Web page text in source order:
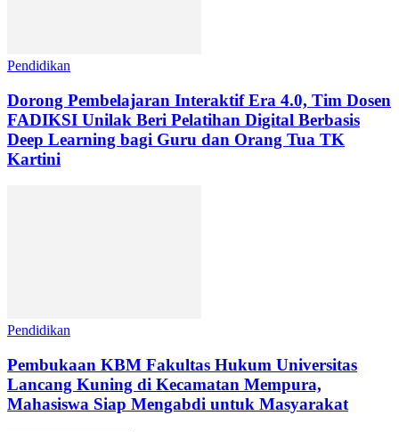
Pendidikan
Dorong Pembelajaran Interaktif Era 4.0, Tim Dosen
FADIKSI Unilak Beri Pelatihan Digital Berbasis
Deep Learning bagi Guru dan Orang Tua TK
Kartini
Pendidikan
Pembukaan KBM Fakultas Hukum Universitas
Lancang Kuning di Kecamatan Mempura,
Mahasiswa Siap Mengabdi untuk Masyarakat